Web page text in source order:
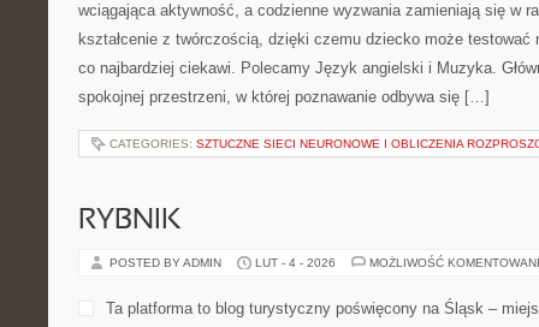
wciągająca aktywność, a codzienne wyzwania zamieniają się w
kształcenie z twórczością, dzięki czemu dziecko może
co najbardziej ciekawi. Polecamy Język angielski i Muzyka.
spokojnej przestrzeni, w której poznawanie odbywa się […]
CATEGORIES: SZTUCZNE SIECI NEURONOWE I OBLICZENIA
RYBNIK
POSTED BY ADMIN LUT - 4 - 2026 MOŻLIWOŚĆ
Ta platforma to blog turystyczny poświęcony na Śląsk –